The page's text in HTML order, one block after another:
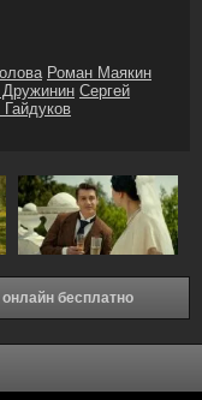
Роман Маякин
Дружинин Сергей
бесплатно